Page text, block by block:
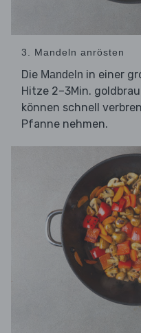
3. Mandeln anrösten
Die Mandeln in einer
Hitze 2–3Min.
können schnell
Pfanne nehmen.